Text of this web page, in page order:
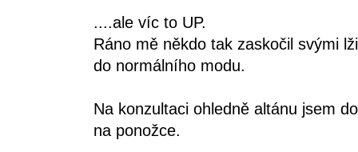
....ale víc to UP.
Ráno mě někdo tak zaskočil svými
do normálního modu.
Na konzultaci ohledně altánu jsem
na ponožce.